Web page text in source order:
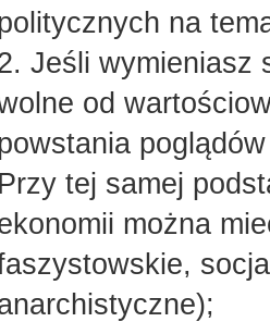
na
Jeśli wymieniasz
od
Przy tej samej
można